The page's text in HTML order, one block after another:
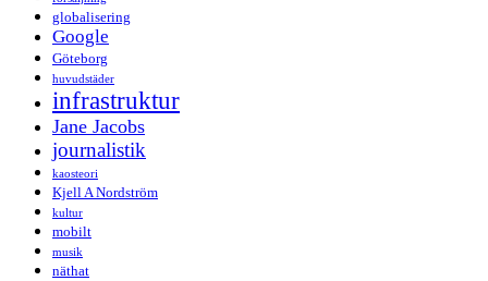
globalisering
Google
Göteborg
huvudstäder
infrastruktur
Jane Jacobs
journalistik
kaosteori
Kjell A Nordström
kultur
mobilt
musik
näthat